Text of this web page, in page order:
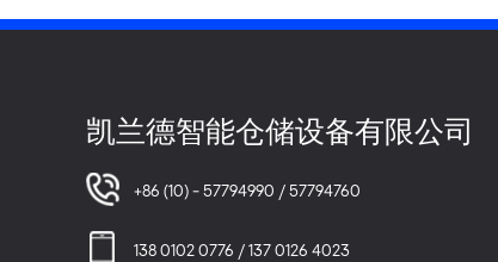
凯兰德智能仓储设备有限公司
+86 (10) - 57794990 / 57794760
138 0102 0776 / 137 0126 4023